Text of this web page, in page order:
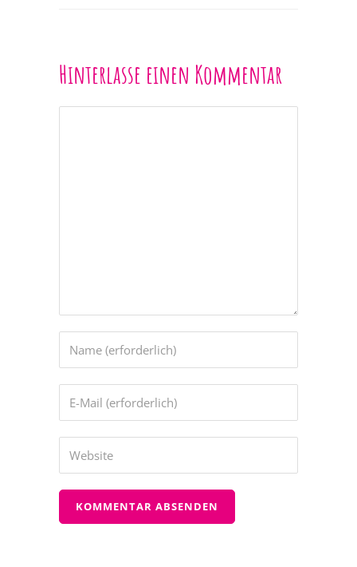
Hinterlasse einen Kommentar